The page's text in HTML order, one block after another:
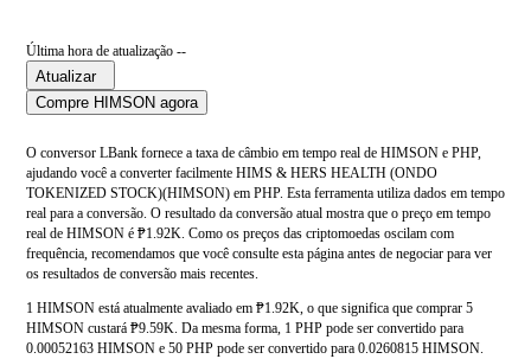
Última hora de atualização --
Atualizar
Compre HIMSON agora
O conversor LBank fornece a taxa de câmbio em tempo real de HIMSON e PHP,
ajudando você a converter facilmente HIMS & HERS HEALTH (ONDO
TOKENIZED STOCK)(HIMSON) em PHP. Esta ferramenta utiliza dados em tempo
real para a conversão. O resultado da conversão atual mostra que o preço em tempo
real de HIMSON é ₱1.92K. Como os preços das criptomoedas oscilam com
frequência, recomendamos que você consulte esta página antes de negociar para ver
os resultados de conversão mais recentes.
1 HIMSON está atualmente avaliado em ₱1.92K, o que significa que comprar 5
HIMSON custará ₱9.59K. Da mesma forma, 1 PHP pode ser convertido para
0.00052163 HIMSON e 50 PHP pode ser convertido para 0.0260815 HIMSON.